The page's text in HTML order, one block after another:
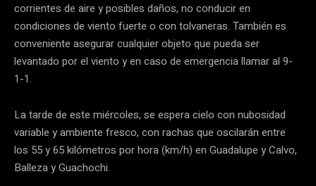
corrientes de aire y posibles daños, no conducir en
condiciones de viento fuerte o con tolvaneras. También es
conveniente asegurar cualquier objeto que pueda ser
levantado por el viento y en caso de emergencia llamar al 9-
1-1.
La tarde de este miércoles, se espera cielo con nubosidad
variable y ambiente fresco, con rachas que oscilarán entre
los 55 y 65 kilómetros por hora (km/h) en Guadalupe y Calvo,
Balleza y Guachochi.